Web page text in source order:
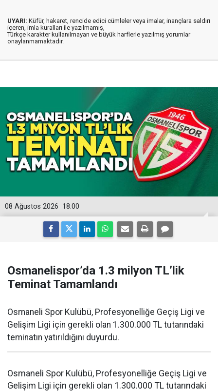
UYARI: Küfür, hakaret, rencide edici cümleler veya imalar, inançlara saldırı
içeren, imla kuralları ile yazılmamış,
Türkçe karakter kullanılmayan ve büyük harflerle yazılmış yorumlar
onaylanmamaktadır.
18:00
08 Ağustos 2026
Osmanelispor’da 1.3 milyon TL’lik
Teminat Tamamlandı
Osmaneli Spor Kulübü, Profesyonelliğe Geçiş Ligi ve
Gelişim Ligi için gerekli olan 1.300.000 TL tutarındaki
teminatın yatırıldığını duyurdu.
Osmaneli Spor Kulübü, Profesyonelliğe Geçiş Ligi ve
Gelişim Ligi için gerekli olan 1.300.000 TL tutarındaki